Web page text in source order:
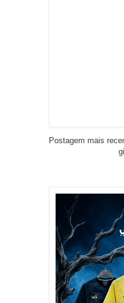
Postagem mais